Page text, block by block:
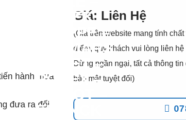
hành mua
đưa ra đối
Giá: Liên Hệ
(Giá trên website mang tính
điểm, quý khách vui lòng liên
Đừng ngần ngại, tất cả thông
bảo mật tuyệt đối)